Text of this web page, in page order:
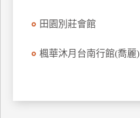
飯
田園別莊會館
楓華沐月台南行館(喬麗)